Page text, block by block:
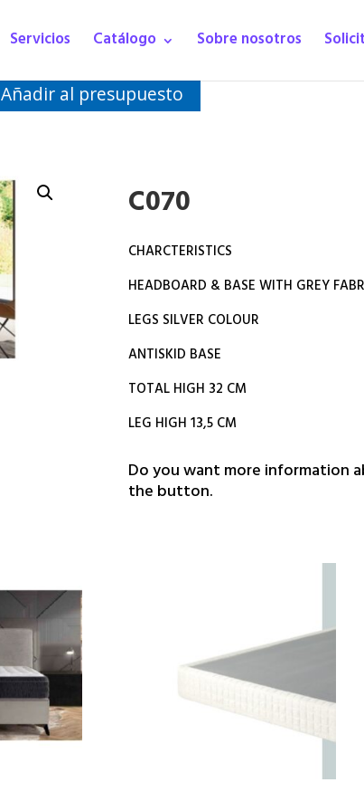
Servicios Catálogo Sobre nosotros
Añadir al presupuesto
C070
CHARCTERISTICS
HEADBOARD & BASE WITH GREY
LEGS SILVER COLOUR
ANTISKID BASE
TOTAL HIGH 32 CM
LEG HIGH 13,5 CM
Do you want more information
the button.